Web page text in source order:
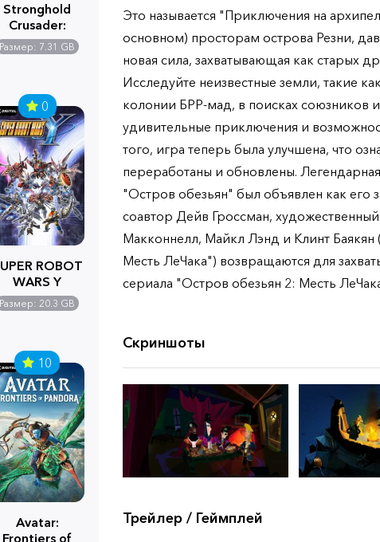
Stronghold
Crusader:
Definitive
Edition
Размер: 7.31 GB
0
ROBOT
WARS Y
Размер: 20.3 GB
10
Avatar:
Frontiers of
Это называется "Приключения на
основном) просторам острова Резни,
новая сила, захватывающая как старых
Исследуйте неизвестные земли, такие
колонии БРР-мад, в поисках союзников
удивительные приключения и
того, игра теперь была улучшена, что
переработаны и обновлены.
"Остров обезьян" был объявлен как его
соавтор Дейв Гроссман,
Макконнелл, Майкл Лэнд и Клинт
Месть ЛеЧака") возвращаются для
сериала "Остров обезьян 2: Месть
Скриншоты
Трейлер / Геймплей